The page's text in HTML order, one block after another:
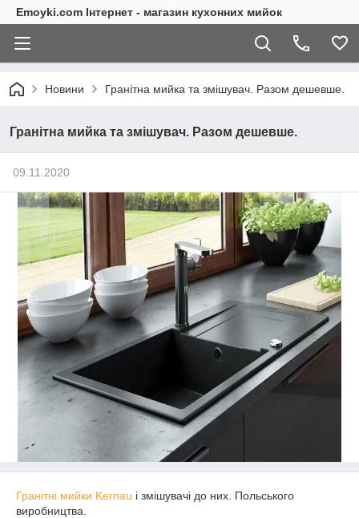
Emoyki.com Інтернет - магазин кухонних мийок
Новини Гранітна мийка та змішувач. Разом дешевше.
Гранітна мийка та змішувач. Разом дешевше.
09.11.2020
Гранітні мийки Kernau і змішувачі до них. Польського
виробництва.